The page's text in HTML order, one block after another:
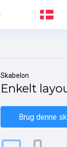
Skabelon
Enkelt
Brug denne